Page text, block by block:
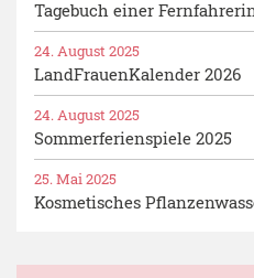
Tagebuch einer
LandFrauenKalender 2026
24. August 2025
Sommerferienspiele 2025
24. August 2025
Kosmetisches
25. Mai 2025